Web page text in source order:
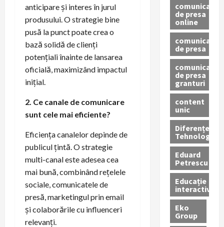
anticipare și interes în jurul
produsului. O strategie bine
pusă la punct poate crea o
bază solidă de clienți
potențiali înainte de lansarea
oficială, maximizând impactul
inițial.
2. Ce canale de comunicare
sunt cele mai eficiente?
Eficiența canalelor depinde de
publicul țintă. O strategie
multi-canal este adesea cea
mai bună, combinând rețelele
sociale, comunicatele de
presă, marketingul prin email
și colaborările cu influenceri
relevanți.
comunicat
de presa
online
comunicate
de presa
comunicate
de presa
granturi
content
unic
Diferențe
Tehnologice
Eduard
Petrescu
Educație
interactivă
Eko
Group